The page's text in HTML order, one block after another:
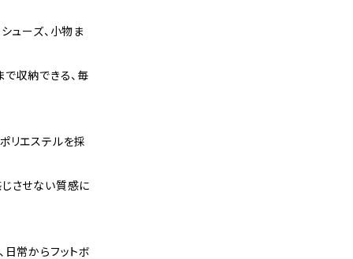
ューズ、小物ま
収納できる、毎
リエステルを採
させない質感に
日常からフットボ